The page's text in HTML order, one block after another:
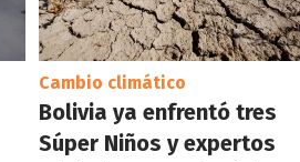
Cambio climático
Bolivia ya enfrentó tres
Súper Niños y expertos